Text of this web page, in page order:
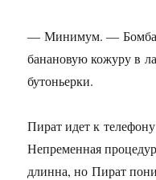
— Минимум. — Бомбаж
банановую кожуру в
бутоньерки.
Пират идет к
Непременная
длинна, но Пират